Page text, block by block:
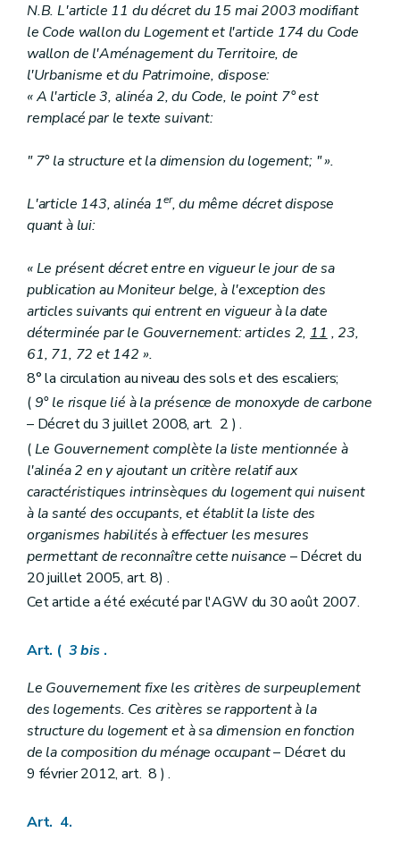
N.B. L'article 11 du décret du 15 mai 2003 modifiant
le Code wallon du Logement et l'article 174 du Code
wallon de l'Aménagement du Territoire, de
l'Urbanisme et du Patrimoine, dispose:
« A l'article 3, alinéa 2, du Code, le point 7° est
remplacé par le texte suivant:
" 7° la structure et la dimension du logement; " ».
L'article 143, alinéa 1er, du même décret dispose
quant à lui:
« Le présent décret entre en vigueur le jour de sa
publication au Moniteur belge, à l'exception des
articles suivants qui entrent en vigueur à la date
déterminée par le Gouvernement: articles 2, 11 , 23,
61, 71, 72 et 142 ».
8° la circulation au niveau des sols et des escaliers;
(9° le risque lié à la présence de monoxyde de carbone
– Décret du 3 juillet 2008, art. 2 ) .
(Le Gouvernement complète la liste mentionnée à
l'alinéa 2 en y ajoutant un critère relatif aux
caractéristiques intrinsèques du logement qui nuisent
à la santé des occupants, et établit la liste des
organismes habilités à effectuer les mesures
permettant de reconnaître cette nuisance – Décret du
20 juillet 2005, art. 8) .
Cet article a été exécuté par l'AGW du 30 août 2007.
Art. ( 3bis .
Le Gouvernement fixe les critères de surpeuplement
des logements. Ces critères se rapportent à la
structure du logement et à sa dimension en fonction
de la composition du ménage occupant– Décret du
9 février 2012, art. 8 ) .
Art. 4.